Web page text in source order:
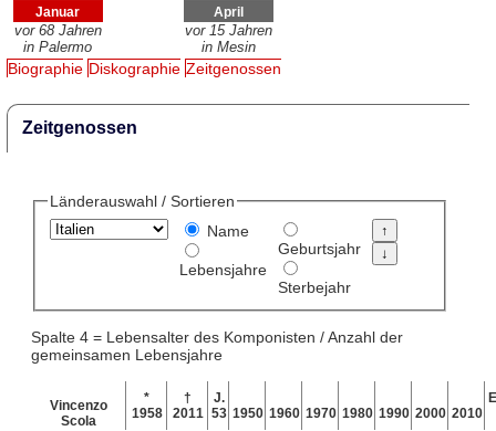
Januar
vor 68 Jahren
in Palermo
April
vor 15 Jahren
in Mesin
Biographie Diskographie Zeitgenossen
Zeitgenossen
Länderauswahl / Sortieren
Name
Lebensjahre
Geburtsjahr
Sterbejahr
Spalte 4 = Lebensalter des Komponisten / Anzahl der
gemeinsamen Lebensjahre
Vincenzo
Scola
*
1958
†
2011
J.
53 1950 1960 1970 1980 1990 2000 2010